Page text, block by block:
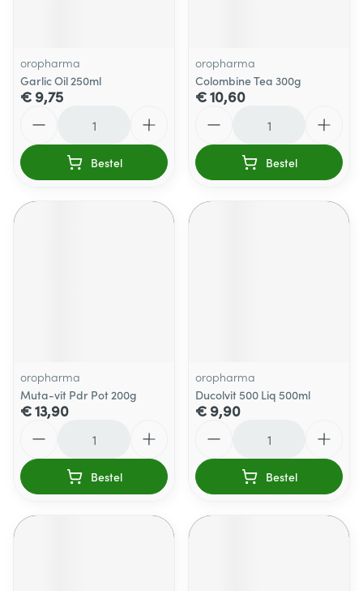
oropharma
Garlic Oil 250ml
€ 9,75
Bestel
oropharma
Colombine Tea 300g
€ 10,60
Bestel
oropharma
Muta-vit Pdr Pot 200g
€ 13,90
Bestel
oropharma
Ducolvit 500 Liq 500ml
€ 9,90
Bestel